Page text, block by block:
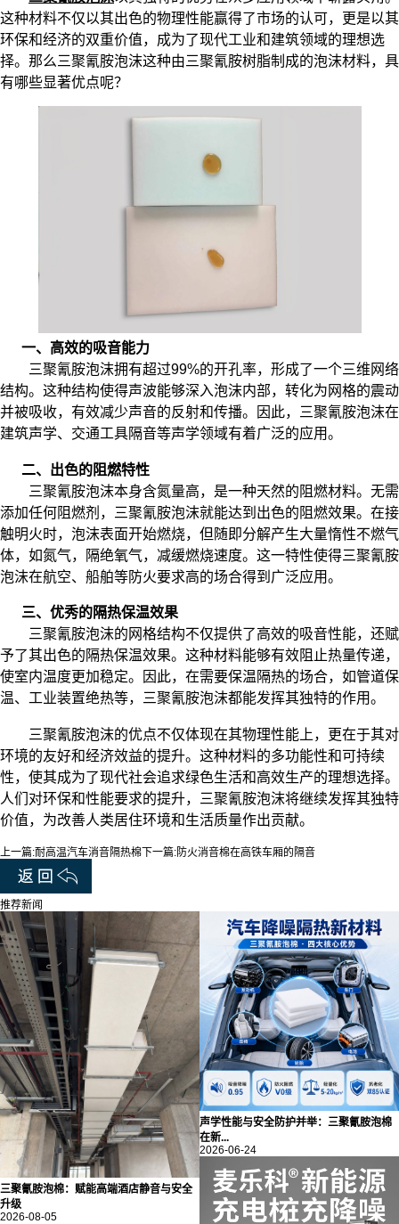
这种材料不仅以其出色的物理性能赢得了市场的认可，更是以其
环保和经济的双重价值，成为了现代工业和建筑领域的理想选
择。那么三聚氰胺泡沫这种由三聚氰胺树脂制成的泡沫材料，具
有哪些显著优点呢？
一、高效的吸音能力
三聚氰胺泡沫拥有超过99%的开孔率，形成了一个三维网络
结构。这种结构使得声波能够深入泡沫内部，转化为网格的震动
并被吸收，有效减少声音的反射和传播。因此，三聚氰胺泡沫在
建筑声学、交通工具隔音等声学领域有着广泛的应用。
二、出色的阻燃特性
三聚氰胺泡沫本身含氮量高，是一种天然的阻燃材料。无需
添加任何阻燃剂，三聚氰胺泡沫就能达到出色的阻燃效果。在接
触明火时，泡沫表面开始燃烧，但随即分解产生大量惰性不燃气
体，如氮气，隔绝氧气，减缓燃烧速度。这一特性使得三聚氰胺
泡沫在航空、船舶等防火要求高的场合得到广泛应用。
三、优秀的隔热保温效果
三聚氰胺泡沫的网格结构不仅提供了高效的吸音性能，还赋
予了其出色的隔热保温效果。这种材料能够有效阻止热量传递，
使室内温度更加稳定。因此，在需要保温隔热的场合，如管道保
温、工业装置绝热等，三聚氰胺泡沫都能发挥其独特的作用。
三聚氰胺泡沫的优点不仅体现在其物理性能上，更在于其对
环境的友好和经济效益的提升。这种材料的多功能性和可持续
性，使其成为了现代社会追求绿色生活和高效生产的理想选择。
人们对环保和性能要求的提升，三聚氰胺泡沫将继续发挥其独特
价值，为改善人类居住环境和生活质量作出贡献。‍
上一篇:耐高温汽车消音隔热棉 下一篇:防火消音棉在高铁车厢的隔音
推荐新闻
三聚氰胺泡棉：赋能高端酒店静音与安全
升级
2026-08-05
声学性能与安全防护并举：三聚氰胺泡棉
在新...
2026-06-24